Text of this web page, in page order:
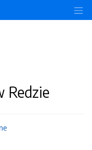
Redzie